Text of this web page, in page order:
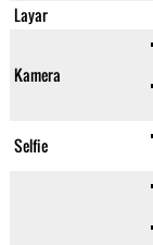
Layar
Kamera
Selfie